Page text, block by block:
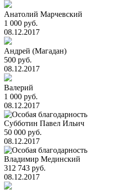
Анатолий Марчевский
1 000 руб.
08.12.2017
Андрей (Магадан)
500 руб.
08.12.2017
Валерий
1 000 руб.
08.12.2017
Субботин Павел Ильич
50 000 руб.
08.12.2017
Владимир Мединский
312 743 руб.
08.12.2017